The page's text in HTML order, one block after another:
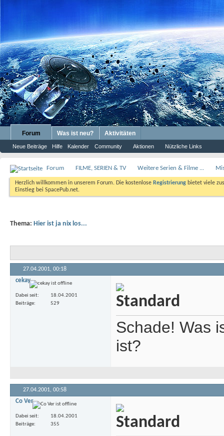
Forum
Neue Beiträge Hilfe Kalender Community Aktionen Nützliche Links
Was ist neu? Aktivitäten
Forum FILME, SERIEN & TV Weitere Serien & Filme ...
Herzlich willkommen in unserem Forum. Die kostenlose Registrierung bietet viele
Einstieg bei SpacePub.net.
Thema: Hier ist ja nix los...
27.04.2001, 00:18
cekay
Dabei seit
18.04.2001
Beiträge
529
Schade! Was
ist?
27.04.2001, 00:58
Co Ver
Dabei seit
18.04.2001
Beiträge
355